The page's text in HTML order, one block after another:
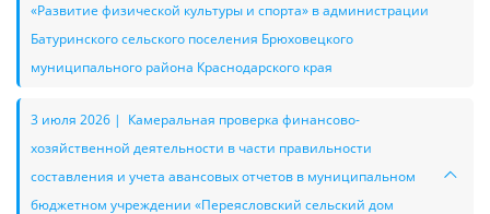
«Развитие физической культуры и спорта» в администрации
Батуринского сельского поселения Брюховецкого
муниципального района Краснодарского края
3 июля 2026 | Камеральная проверка финансово-
хозяйственной деятельности в части правильности
составления и учета авансовых отчетов в муниципальном
бюджетном учреждении «Переясловский сельский дом